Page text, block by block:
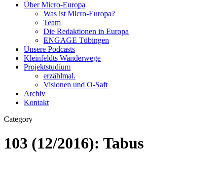
Über Micro-Europa
Was ist Micro-Europa?
Team
Die Redaktionen in Europa
ENGAGE Tübingen
Unsere Podcasts
Kleinfeldts Wanderwege
Projektstudium
erzählmal.
Visionen und O-Saft
Archiv
Kontakt
Category
103 (12/2016): Tabus